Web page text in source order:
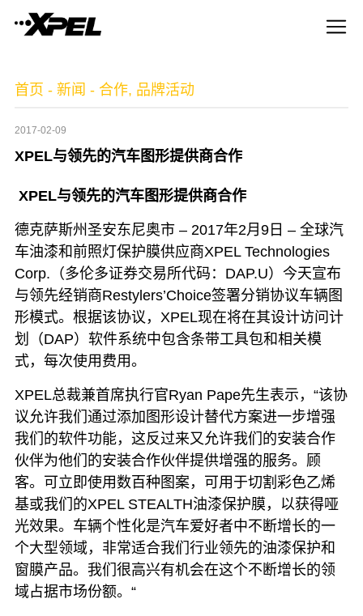
首页 - 新闻 - 合作, 品牌活动
2017-02-09
XPEL与领先的汽车图形提供商合作
XPEL与领先的汽车图形提供商合作
德克萨斯州圣安东尼奥市 – 2017年2月9日 – 全球汽
车油漆和前照灯保护膜供应商XPEL Technologies
Corp.（多伦多证券交易所代码：DAP.U）今天宣布
与领先经销商Restylers’Choice签署分销协议车辆图
形模式。 根据该协议，XPEL现在将在其设计访问计
划（DAP）软件系统中包含条带工具包和相关模
式，每次使用费用。
XPEL总裁兼首席执行官Ryan Pape先生表示，“该协
议允许我们通过添加图形设计替代方案进一步增强
我们的软件功能，这反过来又允许我们的安装合作
伙伴为他们的安装合作伙伴提供增强的服务。顾
客。 可立即使用数百种图案，可用于切割彩色乙烯
基或我们的XPEL STEALTH油漆保护膜，以获得哑
光效果。 车辆个性化是汽车爱好者中不断增长的一
个大型领域，非常适合我们行业领先的油漆保护和
窗膜产品。 我们很高兴有机会在这个不断增长的领
域占据市场份额。“